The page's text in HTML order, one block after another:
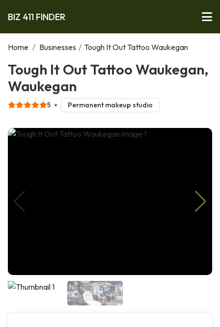
BIZ 411 FINDER
Home / Businesses / Tough It Out Tattoo Waukegan
Tough It Out Tattoo Waukegan,
Waukegan
5 Permanent makeup studio